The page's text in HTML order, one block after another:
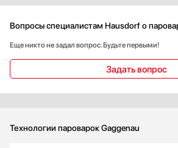
Вопросы специалистам Hausdorf о
Еще никто не задал вопрос. Будьте первыми!
Задать вопрос
Технологии пароварок Gaggenau